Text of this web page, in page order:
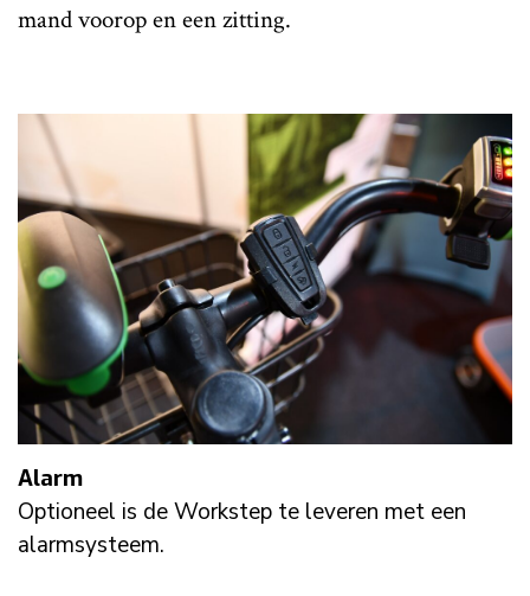
mand voorop en een zitting.
Alarm
Optioneel is de Workstep te leveren met een
alarmsysteem.